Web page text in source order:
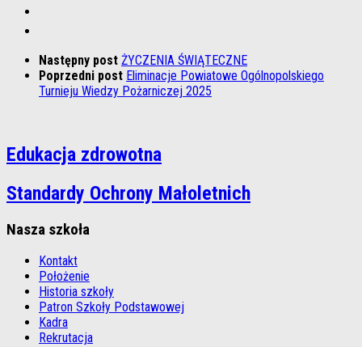
Następny post ŻYCZENIA ŚWIĄTECZNE
Poprzedni post Eliminacje Powiatowe Ogólnopolskiego
Turnieju Wiedzy Pożarniczej 2025
Edukacja zdrowotna
Standardy Ochrony Małoletnich
Nasza szkoła
Kontakt
Położenie
Historia szkoły
Patron Szkoły Podstawowej
Kadra
Rekrutacja